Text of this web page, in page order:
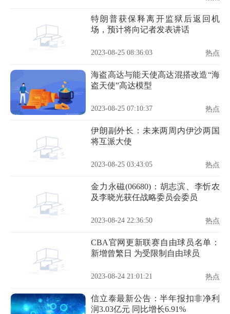
特朗普获保释离开监狱后返回机
场，预计将向记者发表讲话
2023-08-25 08:36:03 热点
海盗高达与能天使高达混搭改造“海
盗天使”高达模型
2023-08-25 07:10:37 热点
伊朗副外长：未来两周内伊沙两国
将互派大使
2023-08-25 03:43:05 热点
金力永磁(06680)：胡志滨、李忻农
及李晓光获任战略委员会委员
2023-08-24 22:36:50 热点
CBA官网更新联赛自由球员名单：
新增曾繁日 为受限制自由球员
2023-08-24 21:01:21 热点
信立泰最新公告：半年报扣非净利
润3.03亿元 同比增长6.91%